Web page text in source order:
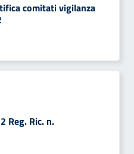
comitati vigilanza
Reg. Ric. n.